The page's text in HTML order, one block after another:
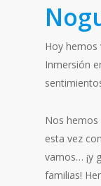
Hoy hemos
Inmersión
Nos hemos
esta vez
vamos… ¡y
familias!